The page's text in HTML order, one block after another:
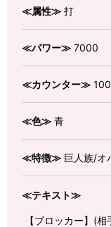
≪属性≫ 打
≪パワー≫ 7000
≪カウンター≫
≪色≫ 青
≪特徴≫ 巨人族/オ
≪テキスト≫
【ブロッカー】(